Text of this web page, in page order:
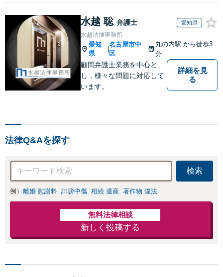
水越 聡 弁護士 愛知県
水越法律事務所
愛知
県
|
名古屋市中
区
丸の内駅 から徒歩3
分
顧問弁護士業務を中心と
し，様々な問題に対応して
います。
詳細を見
る
法律Q&Aを探す
検索
例） 離婚 慰謝料 誹謗中傷 相続 遺産 著作物 違法
無料法律相談
新しく投稿する